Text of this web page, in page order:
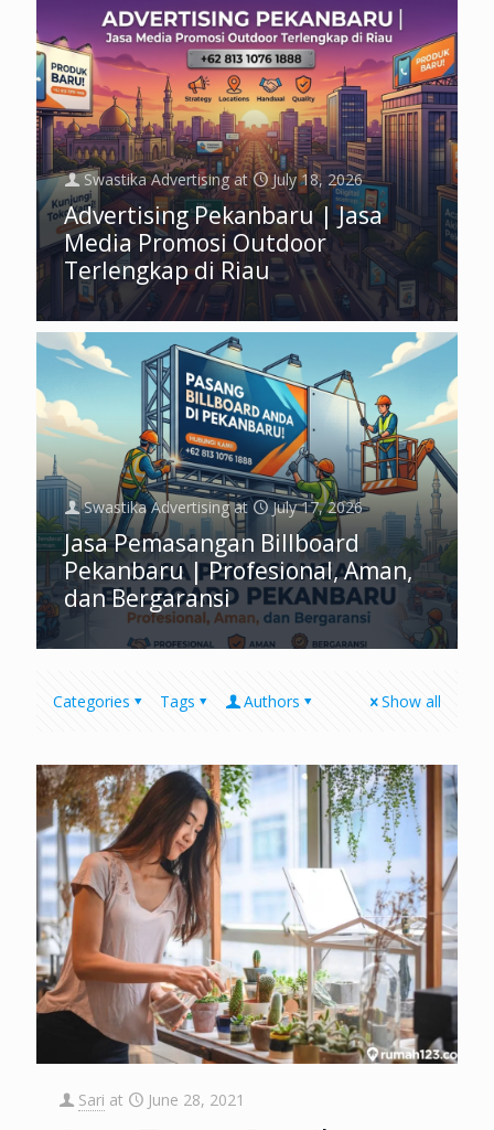
Swastika Advertising at July 18, 2026
Advertising Pekanbaru | Jasa
Media Promosi Outdoor
Terlengkap di Riau
Swastika Advertising at July 17, 2026
Jasa Pemasangan Billboard
Pekanbaru | Profesional, Aman,
dan Bergaransi
Categories Tags Authors Show all
Sari at June 28, 2021